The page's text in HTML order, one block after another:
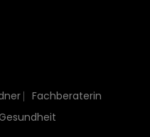
⎸Fachberaterin